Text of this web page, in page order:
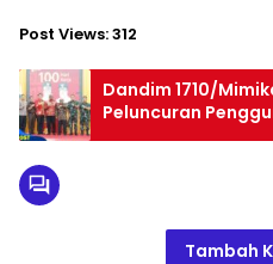
Post Views:312
Dandim 1710/
Peluncuran
Kab. Mimika TA
Tambah